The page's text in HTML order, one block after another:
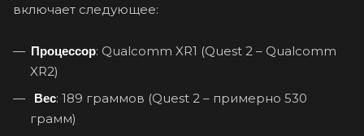
включает следующее:
Процессор: Qualcomm XR1 (Quest 2 – Qualcomm
XR2)
Вес: 189 граммов (Quest 2 – примерно 530
грамм)